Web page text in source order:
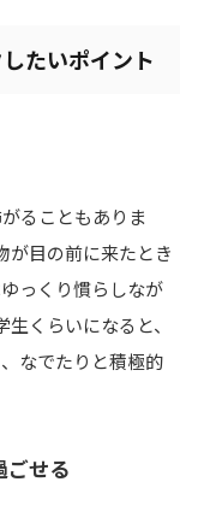
たいポイント
ることもありま
が目の前に来たとき
っくり慣らしなが
くらいになると、
なでたりと積極的
ごせる